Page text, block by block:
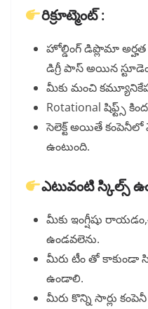
రిక్రూట్మెంట్ :
హోల్డింగ్ డిప్లొమా
డిగ్రీ పాస్ అయిన
మీకు మంచి
Rotational షిఫ్ట్స్
సెలెక్ట్ అయితే
ఉంటుంది.
ఎటువంటి స్కిల్స్
మీకు ఇంగ్షీషు
ఉండవలెను.
మీరు టీం తో కాకుండా
ఉండాలి.
మీరు కొన్ని సార్లు